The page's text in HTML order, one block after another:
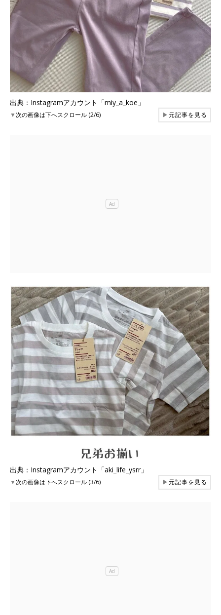
出典：Instagramアカウント「miy_a_koe」
▼次の画像は下へスクロール (2/6) ▶元記事を見る
出典：Instagramアカウント「aki_life_ysrr」
▼次の画像は下へスクロール (3/6) ▶元記事を見る